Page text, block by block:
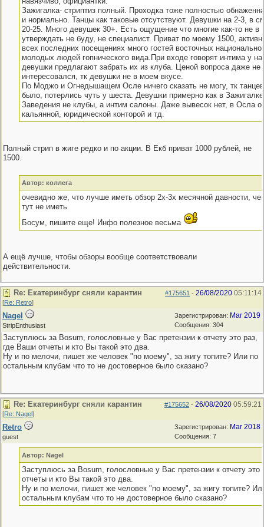
Зажигалка- стриптиз полный. Проходка тоже полностью
и нормально. Танцы как таковые отсутствуют. Девушки на 2-3, в
20-25. Много девушек 30+. Есть ощущение что многие как-то не в
утверждать не буду, не специалист. Приват по моему 1500,
всех последних посещениях много гостей восточных
молодых людей гопнического вида.При входе говорят интима у
девушки предлагают забрать их из клуба. Ценой вопроса даже не
интересовался, тк девушки не в моем вкусе.
По Моджо и Огнедышащем Осле ничего сказать не могу, тк
было, потерлись чуть у шеста. Девушки примерно как в
Заведения не клубы, а интим салоны. Даже вывесок нет, в Осла
кальянной, юридической конторой и тд.
Полный стрип в жиге редко и по акции. В Екб приват 1000 рублей, не
1500.
Автор: коллега
очевидно же, что лучше иметь обзор 2х-3х месячной давности,
тут не иметь
Босум, пишите еще! Инфо полезное весьма
А ещё лучше, чтобы обзоры вообще соответствовали
действительности.
#175651 - 26/08/2020 05:11:14
Re: Екатеринбург сняли карантин
[Re: Retro]
Зарегистрирован: Mar 2019
Сообщения: 304
Nagel
StripEnthusiast
Заступлюсь за Bosum, голословные у Вас претензии к отчету это раз,
где Ваши отчеты и кто Вы такой это два.
Ну и по мелочи, пишет же человек "по моему", за жигу топите? Или по
остальным клубам что то не достоверное было сказано?
#175652 - 26/08/2020 05:59:21
Re: Екатеринбург сняли карантин
[Re: Nagel]
Зарегистрирован: Mar 2018
Сообщения: 7
Retro
guest
Автор: Nagel
Заступлюсь за Bosum, голословные у Вас претензии к отчету это
отчеты и кто Вы такой это два.
Ну и по мелочи, пишет же человек "по моему", за жигу топите?
остальным клубам что то не достоверное было сказано?